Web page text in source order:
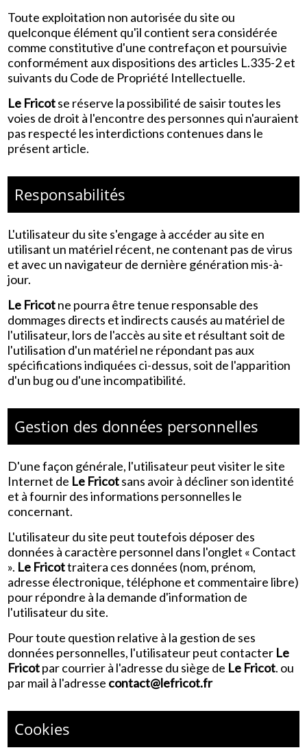
Toute exploitation non autorisée du site ou
quelconque élément qu'il contient sera considérée
comme constitutive d'une contrefaçon et poursuivie
conformément aux dispositions des articles L.335-2 et
suivants du Code de Propriété Intellectuelle.
Le Fricotse réserve la possibilité de saisir toutes les
voies de droit à l'encontre des personnes qui n'auraient
pas respecté les interdictions contenues dans le
présent article.
Responsabilités
L'utilisateur du site s'engage à accéder au site en
utilisant un matériel récent, ne contenant pas de virus
et avec un navigateur de dernière génération mis-à-
jour.
Le Fricotne pourra être tenue responsable des
dommages directs et indirects causés au matériel de
l'utilisateur, lors de l'accès au site et résultant soit de
l'utilisation d'un matériel ne répondant pas aux
spécifications indiquées ci-dessus, soit de l'apparition
d'un bug ou d'une incompatibilité.
Gestion des données personnelles
D'une façon générale, l'utilisateur peut visiter le site
Internet de Le Fricotsans avoir à décliner son identité
et à fournir des informations personnelles le
concernant.
L'utilisateur du site peut toutefois déposer des
données à caractère personnel dans l'onglet « Contact
». Le Fricottraitera ces données (nom, prénom,
adresse électronique, téléphone et commentaire libre)
pour répondre à la demande d'information de
l'utilisateur du site.
Pour toute question relative à la gestion de ses
données personnelles, l'utilisateur peut contacter Le
Fricotpar courrier à l'adresse du siège de Le Fricot. ou
par mail à l'adresse contact@lefricot.fr
Cookies